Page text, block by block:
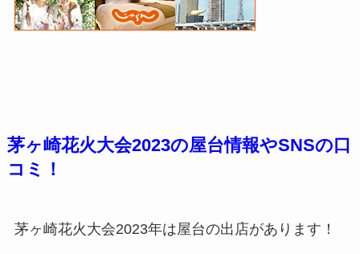
茅ヶ崎花火大会2023の屋台情報やSNSの口
コミ！
茅ヶ崎花火大会2023年は屋台の出店があります！